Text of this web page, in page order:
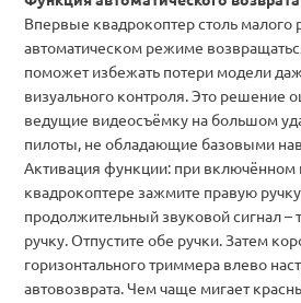
Впервые квадрокоптер столь малого
автоматическом режиме
поможет избежать потери модели
визуального контроля. Это решение
ведущие видеосъёмку на большом
пилоты, не обладающие базовыми
Активация функции: при включённом
квадрокоптере зажмите правую
продолжительный звуковой сигнал –
ручку. Отпустите обе ручки. Затем
горизонтального триммера влево
автовозврата. Чем чаще мигает